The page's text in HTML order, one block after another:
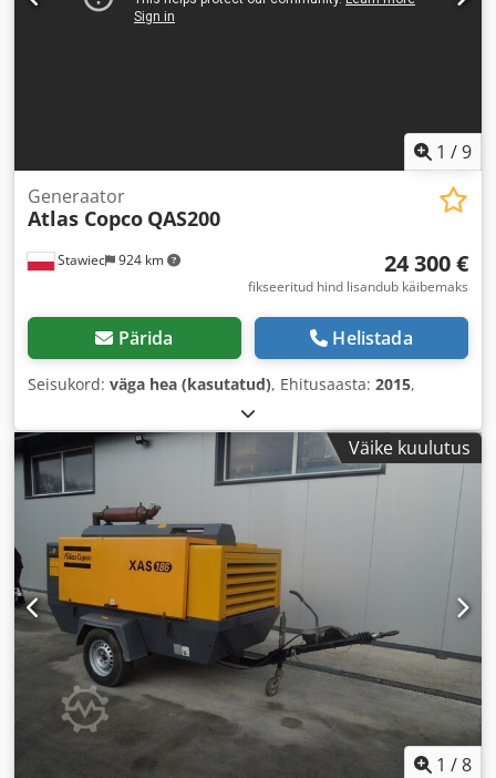
1 /9
Stawiec 924 km
Generaator
Atlas Copco QAS200
24 300 €
fikseeritud hind lisandub käibemaks
Pärida Helistada
Seisukord: väga hea (kasutatud), Ehitusaasta: 2015,
Väike kuulutus
1 /8